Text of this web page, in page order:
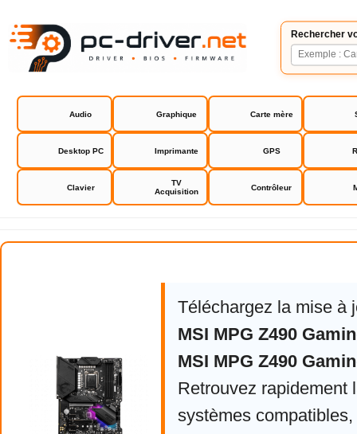
Rechercher
Audio Graphique Carte mère
Desktop PC Imprimante GPS
Clavier
TV
Acquisition
Contrôleur
MSI MPG Z490 Gaming Plus
Téléchargez la mise à
MSI MPG Z490
MSI MPG Z490
Retrouvez rapidement
systèmes compatibles,